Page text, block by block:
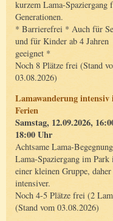
kurzem Lama-Spaziergang
Generationen.
* Barrierefrei * Auch für
und für Kinder ab 4 Jahren
geeignet *
Noch 8 Plätze frei (Stand
03.08.2026)
Lamawanderung intensiv
Ferien
Samstag, 12.09.2026,
18:00 Uhr
Achtsame Lama-
Lama-Spaziergang im Park
einer kleinen Gruppe,
intensiver.
Noch 4-5 Plätze frei (2
(Stand vom 03.08.2026)